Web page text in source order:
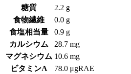
糖質
2.2 g
食物繊維
0.0 g
食塩相当量
0.9 g
カルシウム
28.7 mg
マグネシウム 10.6 mg
ビタミンA
78.0 μgRAE